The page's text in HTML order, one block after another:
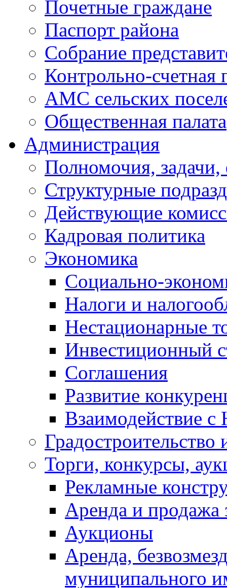
Почетные граждане
Паспорт района
Собрание
Контрольно-счетная
АМС сельских
Общественная палата
Администрация
Полномочия,
Структурные
Действующие
Кадровая политика
Экономика
Социально-
Налоги и
Нестационарные
Инвестиционный
Соглашения
Развитие
Взаимодействие
Градостроительство
Торги, конкурсы,
Рекламные
Аренда и продажа
Аукционы
Аренда,
муниципального